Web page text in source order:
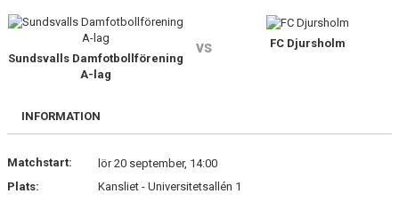
TRUPPEN
NYHETER
MATCHER
Sundsvalls Damfotbollförening
A-lag
vs FC Djursholm
INFORMATION
Matchstart:
lör 20 september, 14:00
Plats:
Kansliet - Universitetsallén 1